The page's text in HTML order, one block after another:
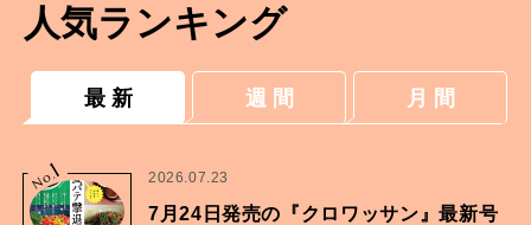
人気ランキング
最 新 週 間 月 間
No.
1 2026.07.23
7月24日発売の『クロワッサン』最新号